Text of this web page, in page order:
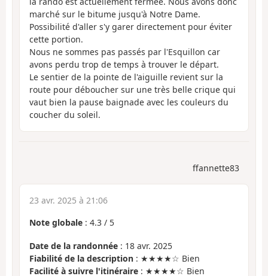
marché sur le bitume jusqu'à Notre Dame.
Possibilité d'aller s'y garer directement pour éviter
cette portion.
Nous ne sommes pas passés par l'Esquillon car
avons perdu trop de temps à trouver le départ.
Le sentier de la pointe de l'aiguille revient sur la
route pour déboucher sur une très belle crique qui
vaut bien la pause baignade avec les couleurs du
coucher du soleil.
ffannette83
23 avr. 2025 à 21:06
Note globale : 4.3 / 5
Date de la randonnée : 18 avr. 2025
Fiabilité de la description : ★★★★☆ Bien
Facilité à suivre l'itinéraire : ★★★★☆ Bien